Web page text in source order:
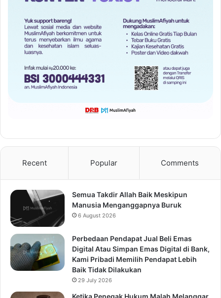
Recent Popular Comments
Semua Takdir Allah Baik Meskipun
Manusia Menganggapnya Buruk
6 August 2026
Perbedaan Pendapat Jual Beli Emas
Digital Atau Simpan Emas Digital di Bank,
Kami Pribadi Memilih Pendapat Lebih
Baik Tidak Dilakukan
29 July 2026